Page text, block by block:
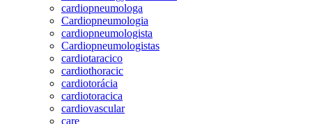
cardiopneumologa
Cardiopneumologia
cardiopneumologista
Cardiopneumologistas
cardiotaracico
cardiothoracic
cardiotorácia
cardiotoracica
cardiovascular
care